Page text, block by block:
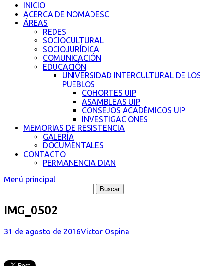
INICIO
ACERCA DE NOMADESC
ÁREAS
REDES
SOCIOCULTURAL
SOCIOJURÍDICA
COMUNICACIÓN
EDUCACIÓN
UNIVERSIDAD INTERCULTURAL DE LOS
PUEBLOS
COHORTES UIP
ASAMBLEAS UIP
CONSEJOS ACADÉMICOS UIP
INVESTIGACIONES
MEMORIAS DE RESISTENCIA
GALERÍA
DOCUMENTALES
CONTACTO
PERMANENCIA DIAN
Menú principal
IMG_0502
31 de agosto de 2016Victor Ospina